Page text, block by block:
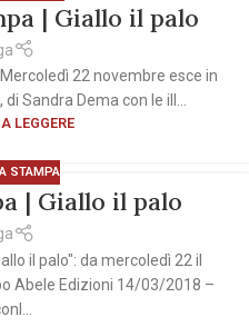
| Giallo il palo
22 novembre esce in
Sandra Dema con le ill...
LEGGERE
STAMPA
| Giallo il palo
il palo": da mercoledì 22 il
Abele Edizioni 14/03/2018 –